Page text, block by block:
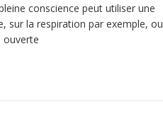
conscience peut utiliser une
sur la respiration par exemple, ou
ouverte